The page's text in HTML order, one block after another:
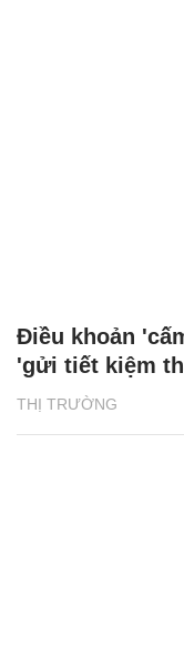
THỊ TRƯỜNG
Điều khoản
'gửi tiết kiệm